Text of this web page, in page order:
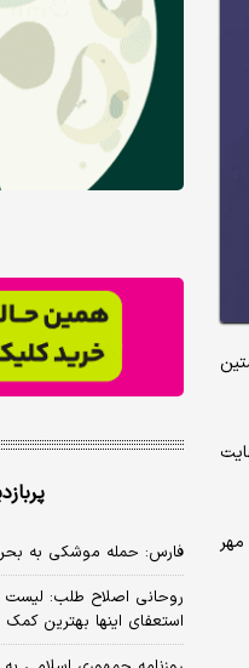
و برای نخستین
مهر
فارس: حمله موشکی به
استعفای اینها بهترین